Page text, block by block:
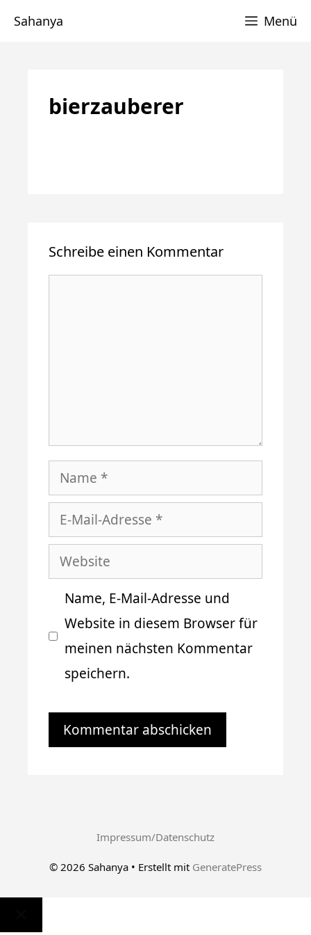
Sahanya Menü
bierzauberer
Schreibe einen Kommentar
Name
Mail-
Adresse
Website
Name, E-Mail-Adresse und
Website in diesem Browser für
meinen nächsten Kommentar
speichern.
Impressum/Datenschutz
© 2026 Sahanya • Erstellt mit GeneratePress